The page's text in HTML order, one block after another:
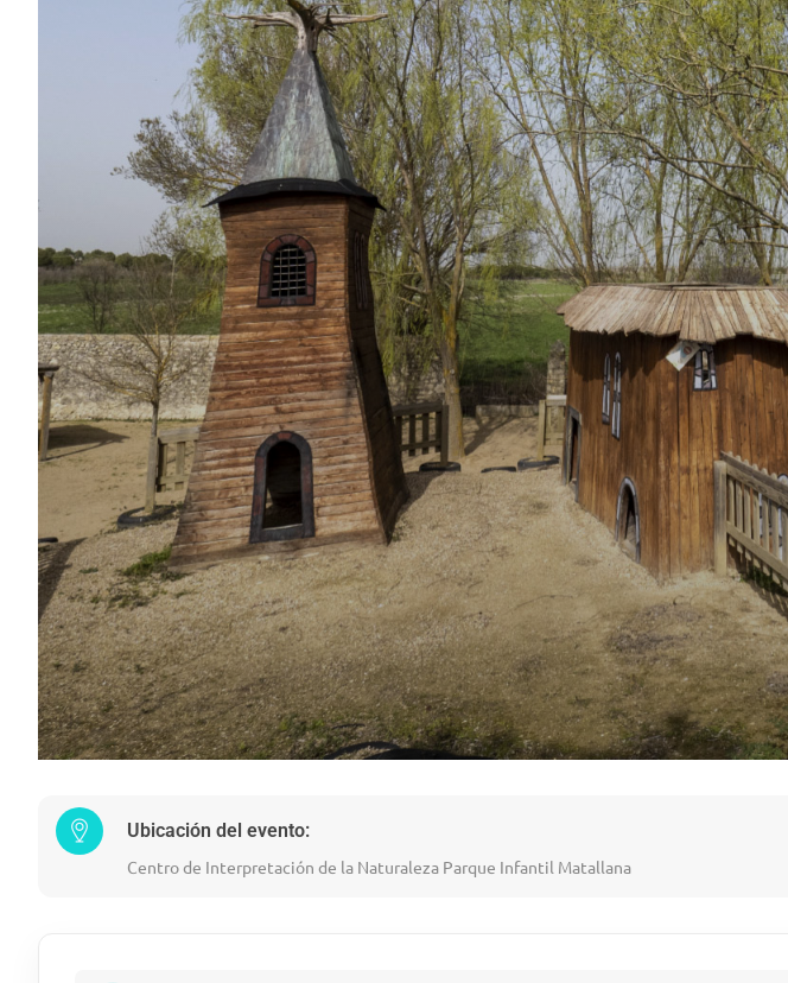
Ubicación del evento:
Centro de Interpretación de la Naturaleza Parque Infantil Matallana